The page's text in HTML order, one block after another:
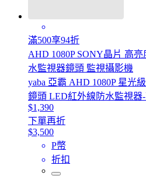
滿500享94折
AHD 1080P SONY晶片 高
水監視器鏡頭 監視攝影機
yaba 亞霸 AHD 1080P 星光
鏡頭 LED紅外線防水監視器
$1,390
下單再折
$3,500
P幣
折扣